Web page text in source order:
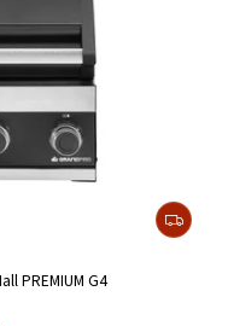
PREMIUM G4